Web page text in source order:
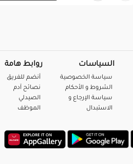
السياسات
سياسة الخصوصية
الشروط و الأحكام
سياسة الإرجاع و
الاستبدال
روابط هامة
أنضم للفريق
نصائح آدم
الصيدلي
الموظف